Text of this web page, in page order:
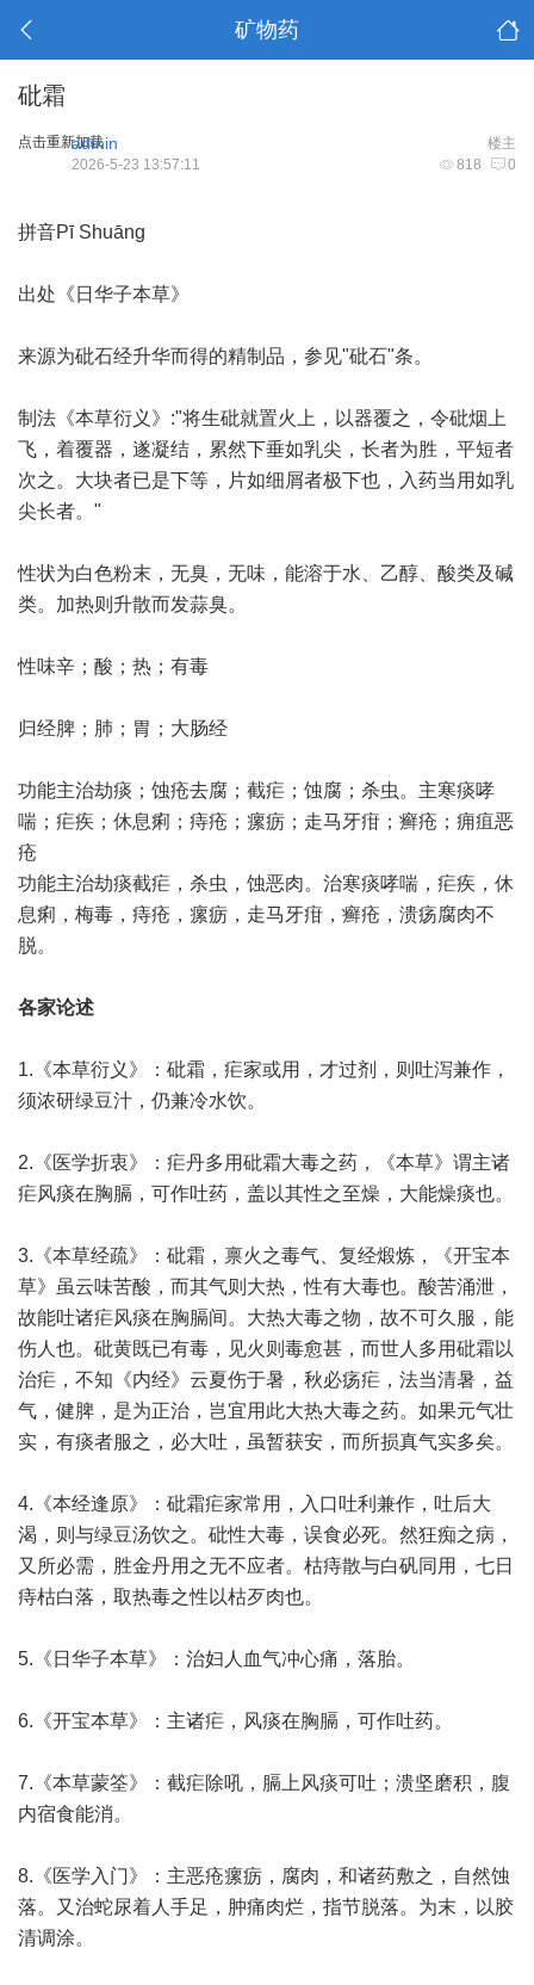
矿物药
砒霜
点击重新加载 楼主
admin
818 0
2026-5-23 13:57:11
拼音Pī Shuānɡ
出处《日华子本草》
来源为砒石经升华而得的精制品，参见"砒石"条。
制法《本草衍义》:"将生砒就置火上，以器覆之，令砒烟上
飞，着覆器，遂凝结，累然下垂如乳尖，长者为胜，平短者
次之。大块者已是下等，片如细屑者极下也，入药当用如乳
尖长者。"
性状为白色粉末，无臭，无味，能溶于水、乙醇、酸类及碱
类。加热则升散而发蒜臭。
性味辛；酸；热；有毒
归经脾；肺；胃；大肠经
功能主治劫痰；蚀疮去腐；截疟；蚀腐；杀虫。主寒痰哮
喘；疟疾；休息痢；痔疮；瘰疬；走马牙疳；癣疮；痈疽恶
疮
功能主治劫痰截疟，杀虫，蚀恶肉。治寒痰哮喘，疟疾，休
息痢，梅毒，痔疮，瘰疬，走马牙疳，癣疮，溃疡腐肉不
脱。
各家论述
1.《本草衍义》：砒霜，疟家或用，才过剂，则吐泻兼作，
须浓研绿豆汁，仍兼冷水饮。
2.《医学折衷》：疟丹多用砒霜大毒之药，《本草》谓主诸
疟风痰在胸膈，可作吐药，盖以其性之至燥，大能燥痰也。
3.《本草经疏》：砒霜，禀火之毒气、复经煅炼，《开宝本
草》虽云味苦酸，而其气则大热，性有大毒也。酸苦涌泄，
故能吐诸疟风痰在胸膈间。大热大毒之物，故不可久服，能
伤人也。砒黄既已有毒，见火则毒愈甚，而世人多用砒霜以
治疟，不知《内经》云夏伤于暑，秋必疡疟，法当清暑，益
气，健脾，是为正治，岂宜用此大热大毒之药。如果元气壮
实，有痰者服之，必大吐，虽暂获安，而所损真气实多矣。
4.《本经逢原》：砒霜疟家常用，入口吐利兼作，吐后大
渴，则与绿豆汤饮之。砒性大毒，误食必死。然狂痴之病，
又所必需，胜金丹用之无不应者。枯痔散与白矾同用，七日
痔枯白落，取热毒之性以枯歹肉也。
5.《日华子本草》：治妇人血气冲心痛，落胎。
6.《开宝本草》：主诸疟，风痰在胸膈，可作吐药。
7.《本草蒙筌》：截疟除吼，膈上风痰可吐；溃坚磨积，腹
内宿食能消。
8.《医学入门》：主恶疮瘰疬，腐肉，和诸药敷之，自然蚀
落。又治蛇尿着人手足，肿痛肉烂，指节脱落。为末，以胶
清调涂。